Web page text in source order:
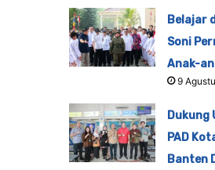
Belajar
Soni
Anak-
9
Dukung
PAD
Banten